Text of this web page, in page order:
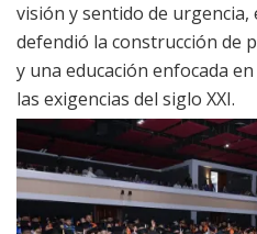
visión y sentido de urgencia,
defendió la construcción de
y una educación enfocada
las exigencias del siglo XXI.